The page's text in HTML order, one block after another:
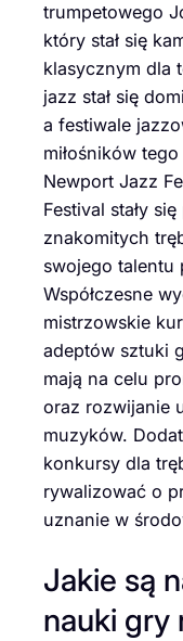
trumpetowego
który stał się
klasycznym dla
jazz stał się
a festiwale
miłośników
Newport Jazz
Festival stały
znakomitych
swojego talentu
Współczesne
mistrzowskie
adeptów sztuki
mają na celu
oraz rozwijanie
muzyków.
konkursy dla
rywalizować o
uznanie w
Jakie są
nauki gry